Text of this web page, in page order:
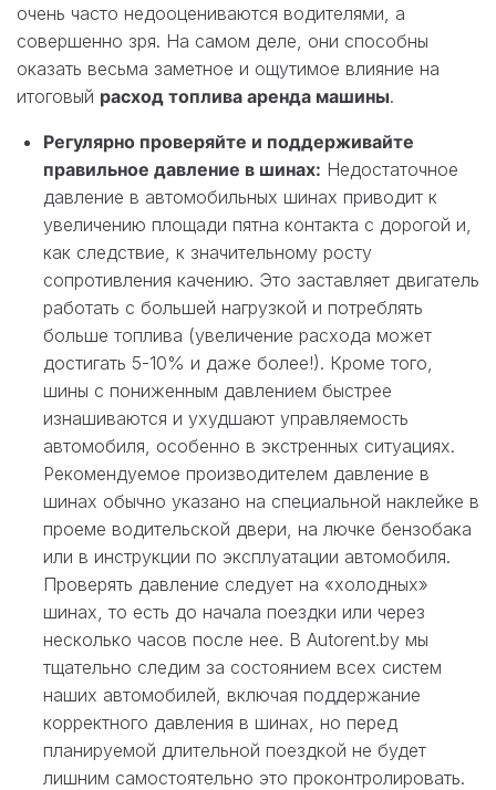
очень часто недооцениваются водителями, а
совершенно зря. На самом деле, они способны
оказать весьма заметное и ощутимое влияние на
итоговый расход топлива аренда машины.
Регулярно проверяйте и поддерживайте
правильное давление в шинах: Недостаточное
давление в автомобильных шинах приводит к
увеличению площади пятна контакта с дорогой и,
как следствие, к значительному росту
сопротивления качению. Это заставляет двигатель
работать с большей нагрузкой и потреблять
больше топлива (увеличение расхода может
достигать 5-10% и даже более!). Кроме того,
шины с пониженным давлением быстрее
изнашиваются и ухудшают управляемость
автомобиля, особенно в экстренных ситуациях.
Рекомендуемое производителем давление в
шинах обычно указано на специальной наклейке в
проеме водительской двери, на лючке бензобака
или в инструкции по эксплуатации автомобиля.
Проверять давление следует на «холодных»
шинах, то есть до начала поездки или через
несколько часов после нее. В Autorent.by мы
тщательно следим за состоянием всех систем
наших автомобилей, включая поддержание
корректного давления в шинах, но перед
планируемой длительной поездкой не будет
лишним самостоятельно это проконтролировать.